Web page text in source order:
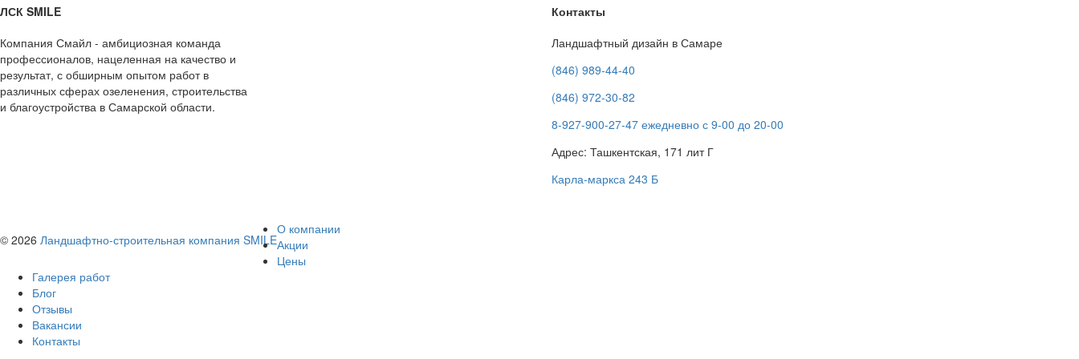
ЛСК SMILE
Компания Смайл - амбициозная команда
профессионалов, нацеленная на качество и
результат, с обширным опытом работ в
различных сферах озеленения, строительства
и благоустройства в Самарской области.
Контакты
Ландшафтный дизайн в Самаре
(846) 989-44-40
(846) 972-30-82
8-927-900-27-47 ежедневно с 9-00 до 20-00
Адрес: Ташкентская, 171 лит Г
Карла-маркса 243 Б
© 2026 Ландшафтно-строительная компания SMILE
О компании
Акции
Цены
Галерея работ
Блог
Отзывы
Вакансии
Контакты